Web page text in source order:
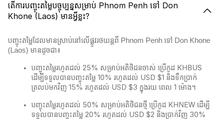
តើការបញ្ចុះតម្លៃបច្ចុប្បន្នសម្រាប់ Phnom Penh ទៅ Don
Khone (Laos) មានអ្វីខ្លះ?
បញ្ចុះតម្លៃដែលមានស្រាប់នៅលើផ្លូវរថយន្តពី Phnom Penh ទៅ Don Khone
(Laos) មានដូចជា៖
បញ្ចុះតម្លៃរហូតដល់ 25% សម្រាប់អតិថិជនចាស់ ប្រើកូដ KHBUS
ដើម្បីទទួលបានបញ្ចុះតម្លៃ 10% រហូតដល់ USD $1 និងទឹកប្រាក់
ត្រលប់មកវិញ 15% រហូតដល់ USD $3 ក្នុងរយៈពេល 1 ម៉ោង។
បញ្ចុះតម្លៃរហូតដល់ 50% សម្រាប់អតិថិជនថ្មី ប្រើកូដ KHNEW ដើម្បី
ទទួលបានបញ្ចុះតម្លៃ 20% រហូតដល់ USD $2 និងប្រាក់វិញ 30%